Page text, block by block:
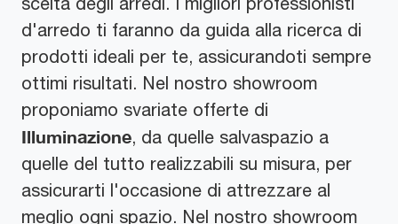
d'arredo ti faranno da guida alla ricerca di
prodotti ideali per te, assicurandoti sempre
ottimi risultati. Nel nostro showroom
proponiamo svariate offerte di
Illuminazione, da quelle salvaspazio a
quelle del tutto realizzabili su misura, per
assicurarti l'occasione di attrezzare al
meglio ogni spazio. Nel nostro showroom